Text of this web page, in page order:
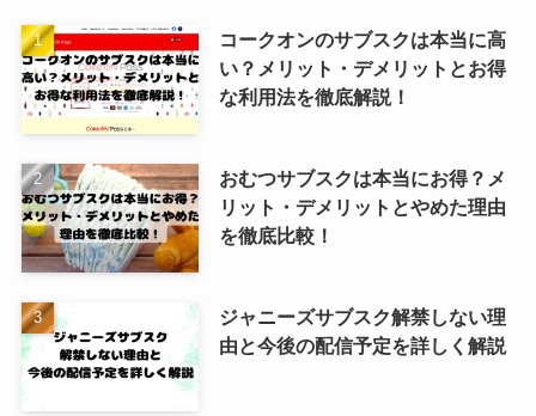
コークオンのサブスクは本当に高
い？メリット・デメリットとお得
な利用法を徹底解説！
おむつサブスクは本当にお得？メ
リット・デメリットとやめた理由
を徹底比較！
ジャニーズサブスク解禁しない理
由と今後の配信予定を詳しく解説